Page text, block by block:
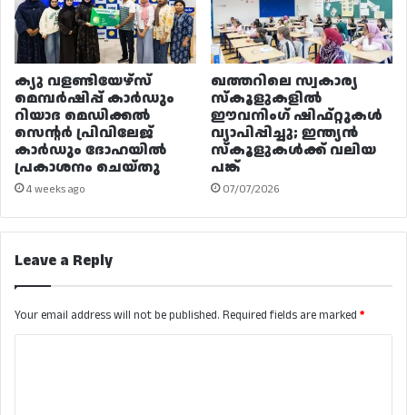
ക്യു വളണ്ടിയേഴ്‌സ്
മെമ്പർഷിപ്പ് കാർഡും
റിയാദ മെഡിക്കൽ
സെന്റർ പ്രിവിലേജ്
കാർഡും ദോഹയിൽ
പ്രകാശനം ചെയ്തു
4 weeks ago
ഖത്തറിലെ സ്വകാര്യ
സ്കൂളുകളിൽ
ഈവനിംഗ് ഷിഫ്റ്റുകൾ
വ്യാപിപ്പിച്ചു; ഇന്ത്യൻ
സ്കൂളുകൾക്ക് വലിയ
പങ്ക്
07/07/2026
Leave a Reply
Your email address will not be published. Required fields are marked *